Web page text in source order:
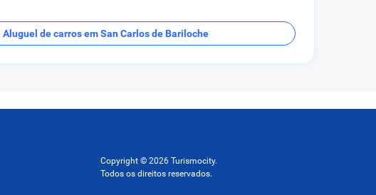
Aluguel de carros em San Carlos de Bariloche
Copyright © 2026 Turismocity.
Todos os direitos reservados.